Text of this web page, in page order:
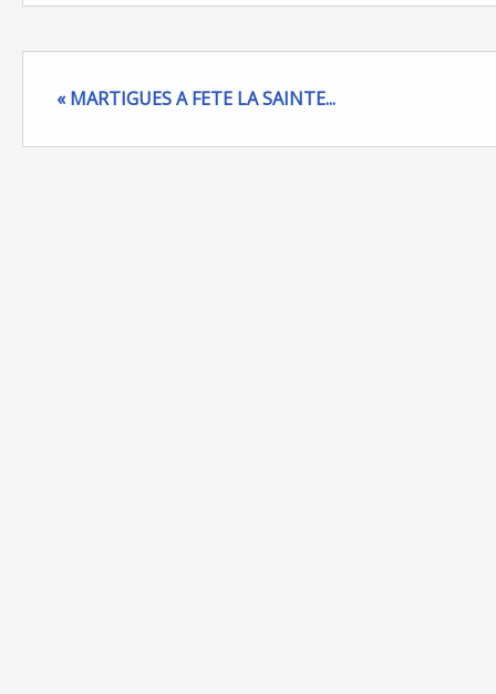
« MARTIGUES A FETE LA SAINTE...